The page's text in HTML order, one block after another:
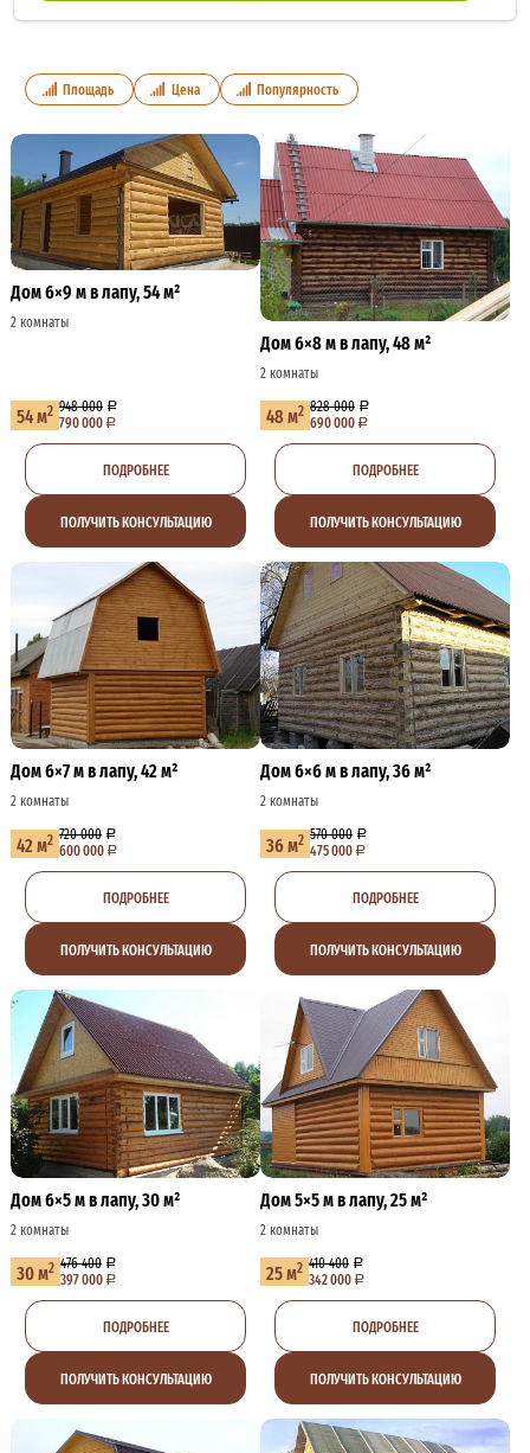
Площадь Цена Популярность
Дом 6×9 м в лапу, 54 м²
2 комнаты
54 м2 948 000
790 000
ПОДРОБНЕЕ
ПОЛУЧИТЬ КОНСУЛЬТАЦИЮ
Дом 6×8 м в лапу, 48 м²
2 комнаты
48 м2 828 000
690 000
ПОДРОБНЕЕ
ПОЛУЧИТЬ КОНСУЛЬТАЦИЮ
Дом 6×7 м в лапу, 42 м²
2 комнаты
42 м2 720 000
600 000
ПОДРОБНЕЕ
ПОЛУЧИТЬ КОНСУЛЬТАЦИЮ
Дом 6×6 м в лапу, 36 м²
2 комнаты
36 м2 570 000
475 000
ПОДРОБНЕЕ
ПОЛУЧИТЬ КОНСУЛЬТАЦИЮ
Дом 6×5 м в лапу, 30 м²
2 комнаты
30 м2 476 400
397 000
ПОДРОБНЕЕ
ПОЛУЧИТЬ КОНСУЛЬТАЦИЮ
Дом 5×5 м в лапу, 25 м²
2 комнаты
25 м2 410 400
342 000
ПОДРОБНЕЕ
ПОЛУЧИТЬ КОНСУЛЬТАЦИЮ